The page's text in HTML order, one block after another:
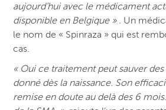
aujourd’hui avec le médicament
disponible en Belgique » . Un
le nom de « Spinraza » qui est
cas.
« Oui ce traitement peut sauver des
donné dès la naissance. Son
remise en doute au delà des 6